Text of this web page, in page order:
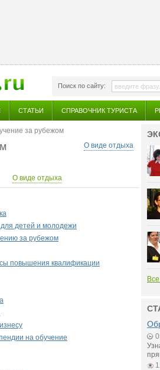
Поиск по сайту:
СТАТЬИ СПРАВОЧНИК ТУРИСТА
за рубежом
О виде отдыха
О виде отдыха
детей и молодежи
за рубежом
повышения квалификации
на обучение